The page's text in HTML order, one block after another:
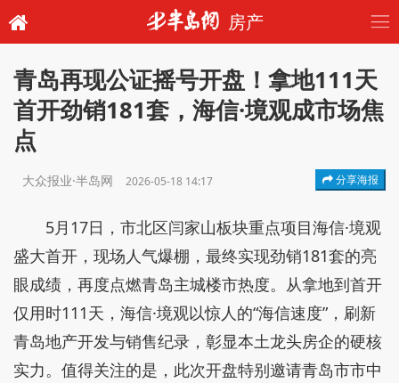
房产
青岛再现公证摇号开盘！拿地111天
首开劲销181套，海信·境观成市场焦
点
大众报业·半岛网 2026-05-18 14:17 分享海报
5月17日，市北区闫家山板块重点项目海信·境观
盛大首开，现场人气爆棚，最终实现劲销181套的亮
眼成绩，再度点燃青岛主城楼市热度。从拿地到首开
仅用时111天，海信·境观以惊人的“海信速度”，刷新
青岛地产开发与销售纪录，彰显本土龙头房企的硬核
实力。值得关注的是，此次开盘特别邀请青岛市市中